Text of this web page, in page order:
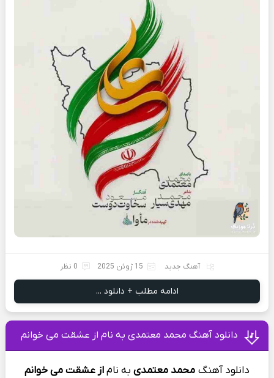
آهنگ جدید 15 ژوئن 2025 0 نظر
ادامه مطلب + دانلود ...
دانلود آهنگ محمد معتمدی به نام از عشقت می خوانم
دانلود آهنگ محمد معتمدی به ناماز عشقت می خوانم